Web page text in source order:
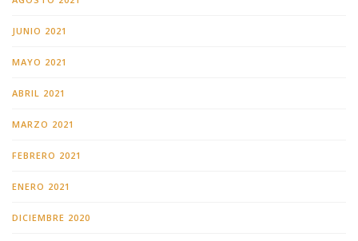
JUNIO 2021
MAYO 2021
ABRIL 2021
MARZO 2021
FEBRERO 2021
ENERO 2021
DICIEMBRE 2020